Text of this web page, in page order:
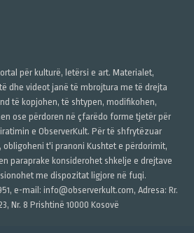
për kulturë, letërsi e art. Materialet,
dhe videot janë të mbrojtura me të drejta
të kopjohen, të shtypen, modifikohen,
ose përdoren në çfarëdo forme tjetër për
e ObserverKult. Për të shfrytëzuar
t'i pranoni Kushtet e përdorimit,
paraprake konsiderohet shkelje e drejtave
me dispozitat ligjore në fuqi.
e-mail: info@observerkult.com, Adresa: Rr.
Nr. 8 Prishtinë 10000 Kosovë